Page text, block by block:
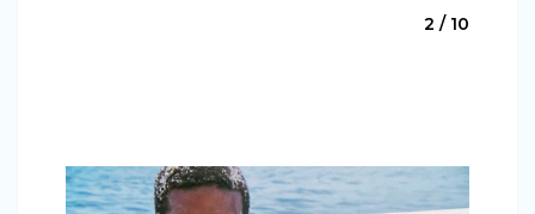
2 / 10